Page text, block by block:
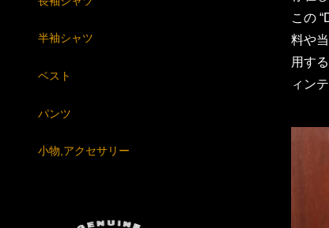
この
料や
用す
ィン
半袖シャツ
ベスト
パンツ
小物,アクセサリー